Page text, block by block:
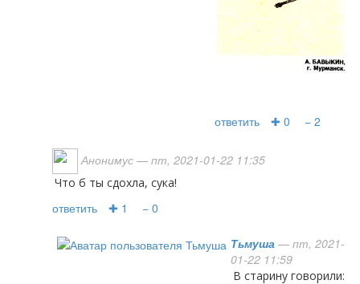
ответить ✚ 0 − 2
Анонимус — пт, 2021-01-22 11:35
Что б ты сдохла, сука!
ответить ✚ 1 − 0
Тьмуша — пт, 2021-
01-22 11:59
В старину говорили: